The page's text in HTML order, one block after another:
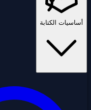
أساسيات الكتابة